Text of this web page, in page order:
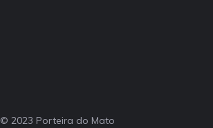
© 2023 Porteira do Mato